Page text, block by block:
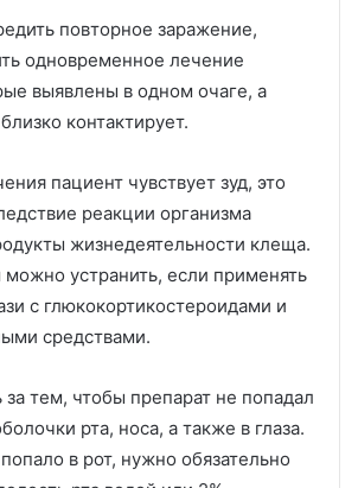
повторное заражение,
одновременное лечение
выявлены в одном очаге, а
контактирует.
пациент чувствует зуд, это
реакции организма
жизнедеятельности клеща.
устранить, если применять
с глюкокортикостероидами и
средствами.
тем, чтобы препарат не попадал
рта, носа, а также в глаза.
в рот, нужно обязательно